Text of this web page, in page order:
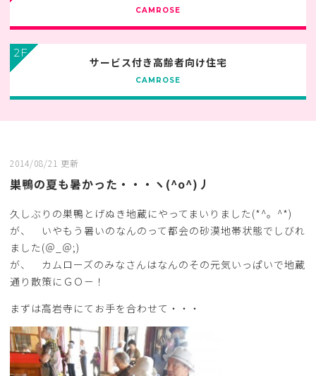
CAMROSE
2F
サービス付き高齢者向け住宅
CAMROSE
2014/08/21 更新
巣鴨の夏も暑かった・・・ヽ(^o^)丿
久しぶりの巣鴨とげぬき地蔵にやってまいりました(*^。^*)
が、 いやもう暑いのなんのって都会の砂漠地帯状態でしびれ
ました(＠_＠;)
が、 カムローズのみなさんはなんのその元気いっぱいで地蔵
通り散策にＧＯ－！
まずは高岩寺にてお手を合わせて・・・